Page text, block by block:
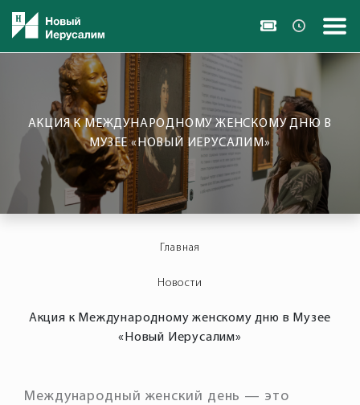
АКЦИЯ К МЕЖДУНАРОДНОМУ ЖЕНСКОМУ ДНЮ В
МУЗЕЕ «НОВЫЙ ИЕРУСАЛИМ»
Главная
Новости
Акция к Международному женскому дню в Музее
«Новый Иерусалим»
Международный женский день — это